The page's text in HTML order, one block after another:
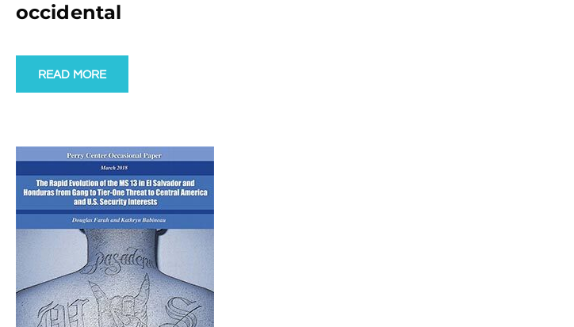
occidental
READ MORE